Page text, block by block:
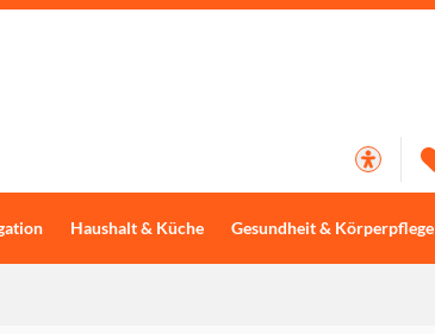
Haushalt & Küche Gesundheit & Körperpflege